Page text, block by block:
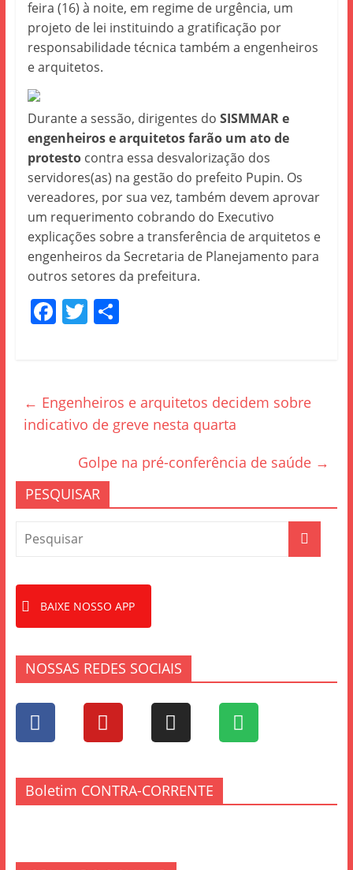
feira (16) à noite, em regime de urgência, um
projeto de lei instituindo a gratificação por
responsabilidade técnica também a engenheiros
e arquitetos.
Durante a sessão, dirigentes do SISMMAR e
engenheiros e arquitetos farão um ato de
protestocontra essa desvalorização dos
servidores(as) na gestão do prefeito Pupin. Os
vereadores, por sua vez, também devem aprovar
um requerimento cobrando do Executivo
explicações sobre a transferência de arquitetos e
engenheiros da Secretaria de Planejamento para
outros setores da prefeitura.
F
b
o
k
T S
← Engenheiros e arquitetos decidem sobre
indicativo de greve nesta quarta
Golpe na pré-conferência de saúde →
PESQUISAR
BAIXE NOSSO APP
NOSSAS REDES SOCIAIS
Boletim CONTRA-CORRENTE